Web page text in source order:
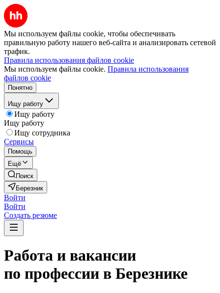
Мы используем файлы cookie, чтобы обеспечивать
правильную работу нашего веб-сайта и анализировать сетевой
трафик.
Правила использования файлов cookie
Мы используем файлы cookie. Правила использования
файлов cookie
Понятно
Ищу работу
Ищу работу
Ищу работу
Ищу сотрудника
Сервисы
Помощь
Ещё
Поиск
Березник
Войти
Войти
Создать резюме
Работа и вакансии
по профессии в Березнике